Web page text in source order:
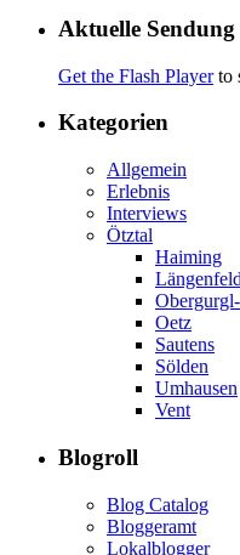
Aktuelle
Get the Flash Playerto
Kategorien
Allgemein
Erlebnis
Interviews
Ötztal
Haiming
Längenfeld
Oetz
Sautens
Sölden
Umhausen
Vent
Blogroll
Blog Catalog
Bloggeramt
Lokalblogger